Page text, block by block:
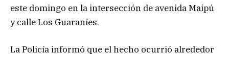
este domingo en la intersección de avenida Maipú
y calle Los Guaraníes.
La Policía informó que el hecho ocurrió alrededor